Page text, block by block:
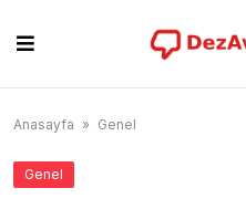
content
Anasayfa » Genel
Genel